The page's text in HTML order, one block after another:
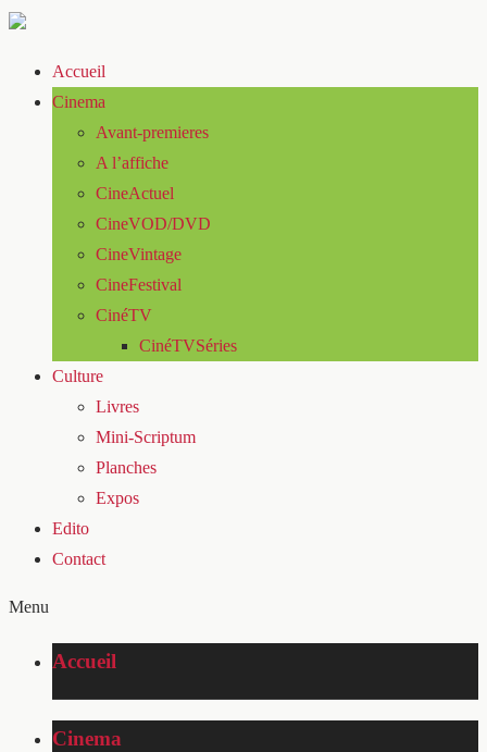
Accueil
Cinema
Avant-premieres
A l’affiche
CineActuel
CineVOD/DVD
CineVintage
CineFestival
CinéTV
CinéTVSéries
Culture
Livres
Mini-Scriptum
Planches
Expos
Edito
Contact
Menu
Accueil
Cinema